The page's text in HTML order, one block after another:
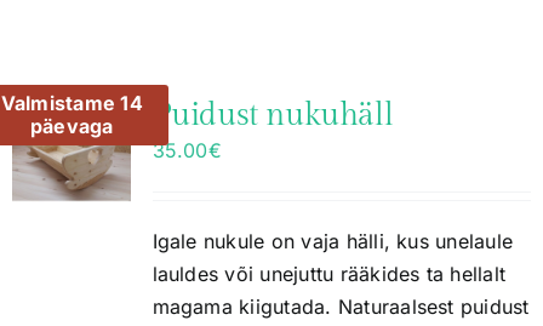
Valmistame 14
päevaga
Puidust nukuhäll
35.00€
Igale nukule on vaja hälli, kus unelaule
lauldes või unejuttu rääkides ta hellalt
magama kiigutada. Naturaalsest puidust